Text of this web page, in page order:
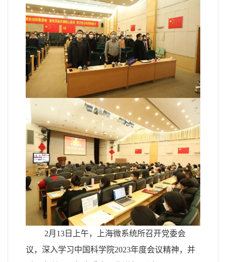
2月 13 日上午，上海微系统所召开党委会
议，深入学习中国科学院2023年度会议精神，并